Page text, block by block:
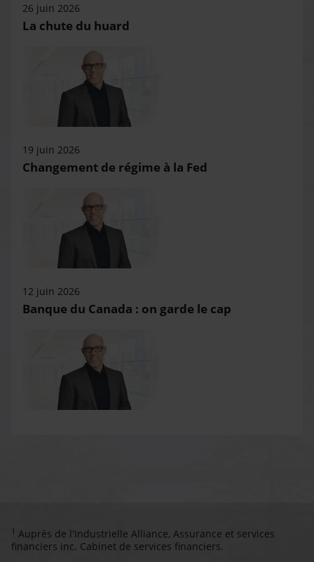
26 juin 2026
La chute du huard
19 juin 2026
Changement de régime à la Fed
12 juin 2026
Banque du Canada : on garde le cap
1 Auprès de l'Industrielle Alliance, Assurance et services
financiers inc. Cabinet de services financiers.